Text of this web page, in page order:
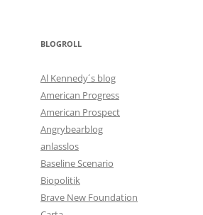
BLOGROLL
Al Kennedy´s blog
American Progress
American Prospect
Angrybearblog
anlasslos
Baseline Scenario
Biopolitik
Brave New Foundation